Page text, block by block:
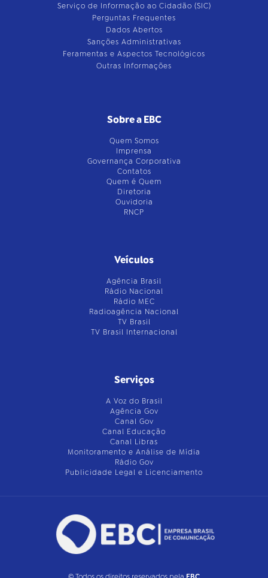
Serviço de Informação ao Cidadão (SIC)
Perguntas Frequentes
Dados Abertos
Sanções Administrativas
Feramentas e Aspectos Tecnológicos
Outras Informações
Sobre a EBC
Quem Somos
Imprensa
Governança Corporativa
Contatos
Quem é Quem
Diretoria
Ouvidoria
RNCP
Veículos
Agência Brasil
Rádio Nacional
Rádio MEC
Radioagência Nacional
TV Brasil
TV Brasil Internacional
Serviços
A Voz do Brasil
Agência Gov
Canal Gov
Canal Educação
Canal Libras
Monitoramento e Análise de Mídia
Rádio Gov
Publicidade Legal e Licenciamento